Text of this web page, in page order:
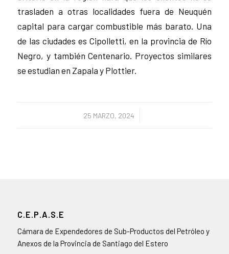
trasladen a otras localidades fuera de Neuquén
capital para cargar combustible más barato. Una
de las ciudades es Cipolletti, en la provincia de Río
Negro, y también Centenario. Proyectos similares
se estudian en Zapala y Plottier.
25 MARZO, 2024
/
C.E.P.A.S.E
Cámara de Expendedores de Sub-Productos del Petróleo y
Anexos de la Provincia de Santiago del Estero